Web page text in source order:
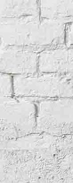
Woord en beeld
Animaties
Nieuw(s)
Over de website
Contact